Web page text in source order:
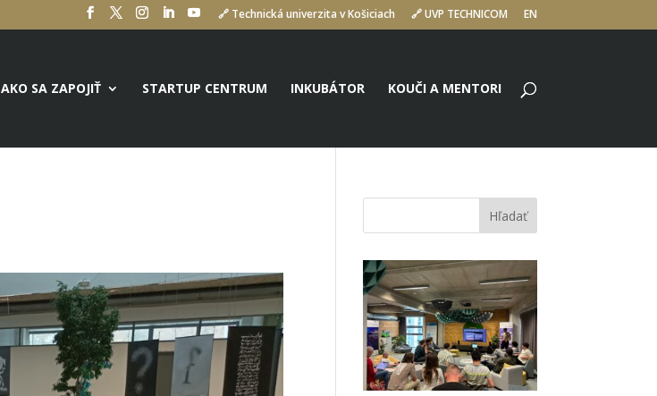
🔗 Technická univerzita v Košiciach 🔗 UVP TECHNICOM EN
AKO SA ZAPOJIŤ STARTUP CENTRUM INKUBÁTOR KOUČI A MENTORI
Hľadať